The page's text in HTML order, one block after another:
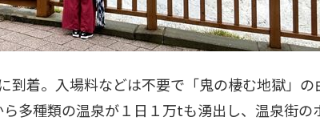
到着。入場料などは不要で「鬼の棲む地獄」の
多種類の温泉が１日１万tも湧出し、温泉街の